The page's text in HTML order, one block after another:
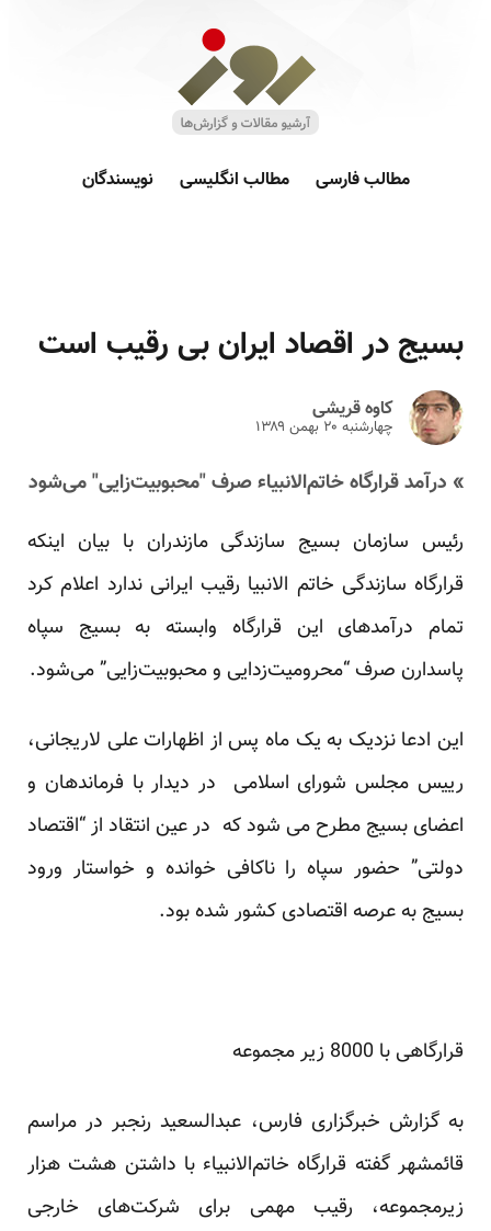
مطالب فارسی مطالب انگلیسی نویسندگان
بسیج در اقصاد ایران بی رقیب است
کاوه قریشی
چهارشنبه ۲۰ بهمن ۱۳۸۹
» درآمد قرارگاه خاتم‌الانبیاء صرف "محبوبیت‌‌زایی" می‌شود
رئیس سازمان بسیج سازندگی مازندران با بیان اینکه
قرارگاه سازندگی خاتم الانبیا رقیب ایرانی ندارد اعلام کرد
تمام درآمدهای این قرارگاه وابسته به بسیج سپاه
پاسدارن صرف “محرومیت‌زدایی و محبوبیت‌زایی” می‌شود.
این ادعا نزدیک به یک ماه پس از اظهارات علی لاریجانی،
رییس مجلس شورای اسلامی در دیدار با فرماندهان و
اعضای بسیج مطرح می شود که در عین انتقاد از “اقتصاد
دولتی” حضور سپاه را ناکافی خوانده و خواستار ورود
بسیج به عرصه اقتصادی کشور شده بود.
قرارگاهی با 8000 زیر مجموعه
به گزارش خبرگزاری فارس، عبدالسعید رنجبر در مراسم
قائمشهر گفته قرارگاه خاتم‌الانبیاء با داشتن هشت هزار
زیرمجموعه، رقیب مهمی برای شرکت‌های خارجی